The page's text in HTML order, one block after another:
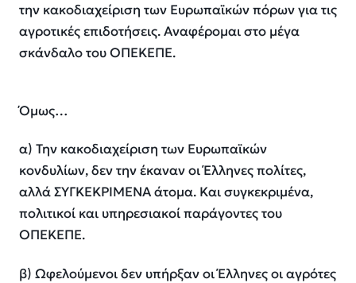
την κακοδιαχείριση των Ευρωπαϊκών πόρων για τις
αγροτικές επιδοτήσεις. Αναφέρομαι στο μέγα
σκάνδαλο του ΟΠΕΚΕΠΕ.
Όμως…
α) Την κακοδιαχείριση των Ευρωπαϊκών
κονδυλίων, δεν την έκαναν οι Έλληνες πολίτες,
αλλά ΣΥΓΚΕΚΡΙΜΕΝΑ άτομα. Και συγκεκριμένα,
πολιτικοί και υπηρεσιακοί παράγοντες του
ΟΠΕΚΕΠΕ.
β) Ωφελούμενοι δεν υπήρξαν οι Έλληνες οι αγρότες